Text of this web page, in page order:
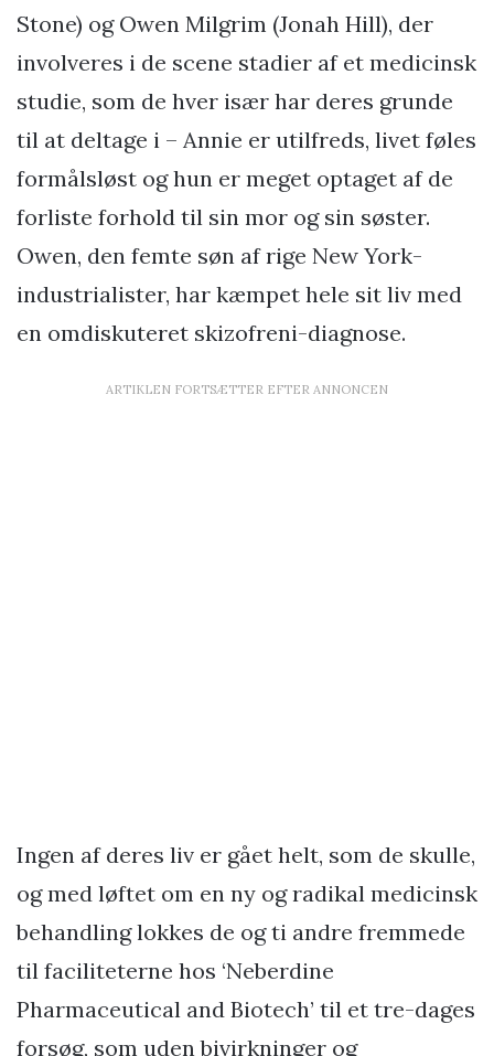
Stone) og Owen Milgrim (Jonah Hill), der
involveres i de scene stadier af et medicinsk
studie, som de hver især har deres grunde
til at deltage i – Annie er utilfreds, livet føles
formålsløst og hun er meget optaget af de
forliste forhold til sin mor og sin søster.
Owen, den femte søn af rige New York-
industrialister, har kæmpet hele sit liv med
en omdiskuteret skizofreni-diagnose.
ARTIKLEN FORTSÆTTER EFTER ANNONCEN
Ingen af deres liv er gået helt, som de skulle,
og med løftet om en ny og radikal medicinsk
behandling lokkes de og ti andre fremmede
til faciliteterne hos ‘Neberdine
Pharmaceutical and Biotech’ til et tre-dages
forsøg, som uden bivirkninger og